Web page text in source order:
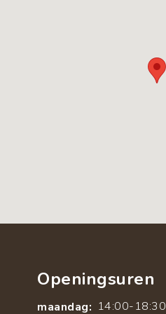
Openingsuren
maandag: 14:00-18:30